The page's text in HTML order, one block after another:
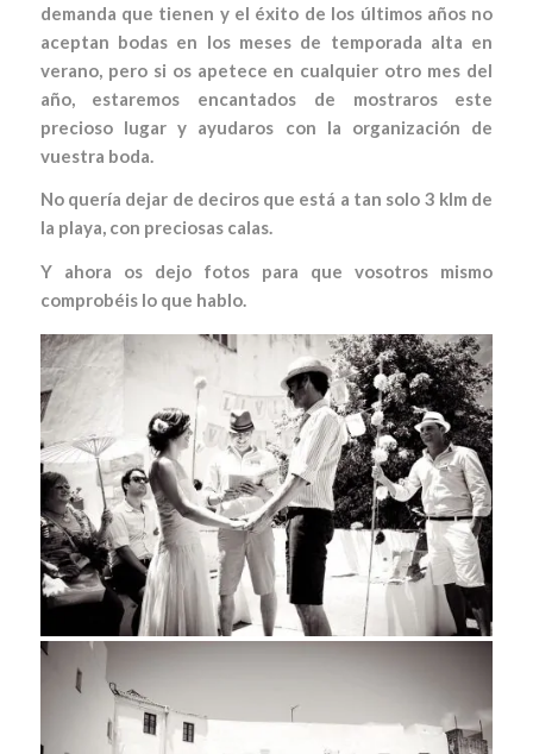
demanda que tienen y el éxito de los últimos años no
aceptan bodas en los meses de temporada alta en
verano, pero si os apetece en cualquier otro mes del
año, estaremos encantados de mostraros este
precioso lugar y ayudaros con la organización de
vuestra boda.
No quería dejar de deciros que está a tan solo 3 klm de
la playa, con preciosas calas.
Y ahora os dejo fotos para que vosotros mismo
comprobéis lo que hablo.